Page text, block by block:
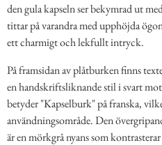
den gula kapseln ser bekymrad ut
tittar på varandra med upphöjda
ett charmigt och lekfullt intryck.
På framsidan av plåtburken finns
en handskriftsliknande stil i svart
betyder "Kapselburk" på franska,
användningsområde. Den
är en mörkgrå nyans som